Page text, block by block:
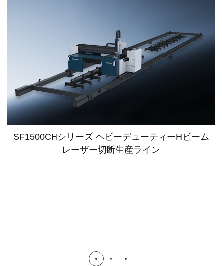
SF1500CHシリーズ ヘビーデューティーHビーム
レーザー切断生産ライン